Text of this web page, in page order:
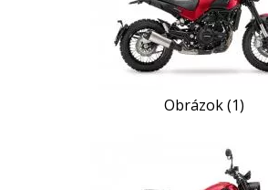
Obrázok (1)